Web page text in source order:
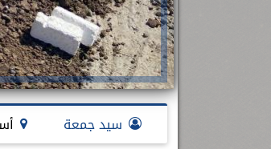
سيد جمعة